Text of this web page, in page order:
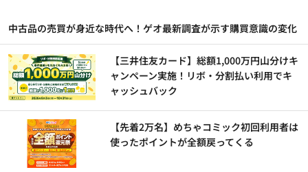
中古品の売買が身近な時代へ！ゲオ最新調査が示す購買意識の変化
【三井住友カード】総額1,000万円山分けキ
ャンペーン実施！リボ・分割払い利用でキ
ャッシュバック
【先着2万名】めちゃコミック初回利用者は
使ったポイントが全額戻ってくる